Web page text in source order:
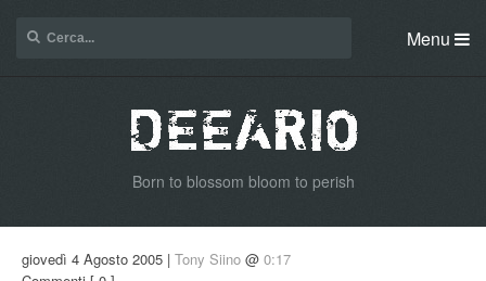
Menu
Born to blossom bloom to perish
giovedì 4 Agosto 2005 | Tony Siino @ 0:17